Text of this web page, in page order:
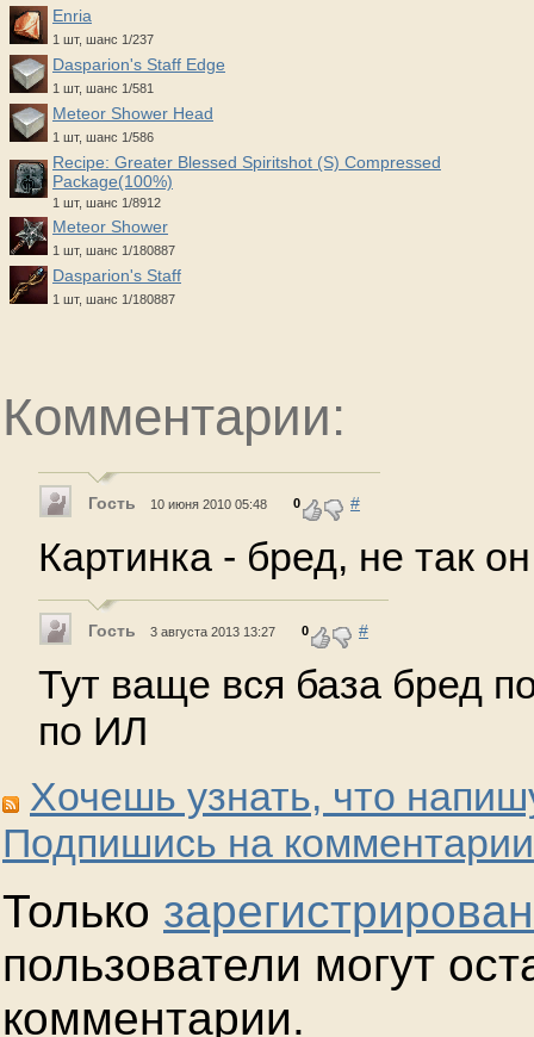
Enria
1 шт, шанс 1/237
Dasparion's Staff Edge
1 шт, шанс 1/581
Meteor Shower Head
1 шт, шанс 1/586
Recipe: Greater Blessed Spiritshot (S) Compressed
Package(100%)
1 шт, шанс 1/8912
Meteor Shower
1 шт, шанс 1/180887
Dasparion's Staff
1 шт, шанс 1/180887
Комментарии:
Гость 10 июня 2010 05:48 0 #
Картинка - бред, не так
Гость 3 августа 2013 13:27 0 #
Тут ваще вся база бред
по ИЛ
Хочешь узнать, что
Подпишись на
Только
пользователи могут
комментарии.